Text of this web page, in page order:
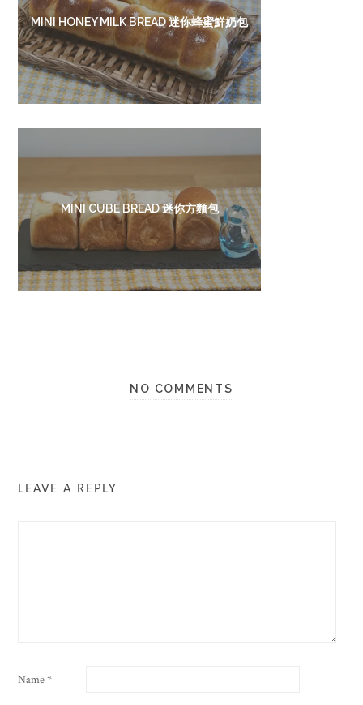
MINI HONEY MILK BREAD 迷你蜂蜜鮮奶包
MINI CUBE BREAD 迷你方麵包
NO COMMENTS
LEAVE A REPLY
Name*